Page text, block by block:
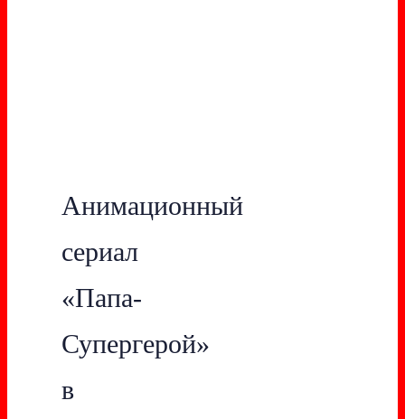
Анимационный
сериал
«Папа-
Супергерой»
в